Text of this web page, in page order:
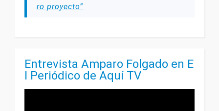
ro proyecto”
Entrevista Amparo Folgado en E
l Periódico de Aquí TV